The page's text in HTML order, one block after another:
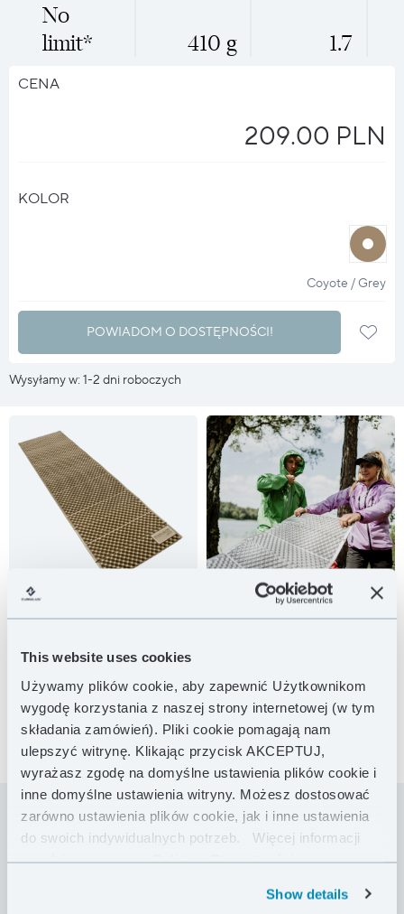
This website uses cookies
Używamy plików cookie, aby zapewnić Użytkownikom
wygodę korzystania z naszej strony internetowej (w tym
składania zamówień). Pliki cookie pomagają nam
ulepszyć witrynę. Klikając przycisk AKCEPTUJ,
wyrażasz zgodę na domyślne ustawienia plików cookie i
inne domyślne ustawienia witryny. Możesz dostosować
zarówno ustawienia plików cookie, jak i inne ustawienia
do swoich indywidualnych potrzeb.
Więcej informacji
znajdziesz w naszejPolityce Prywatności .
Show details
410 g 1.7
No
limit*
CENA
209.00 PLN
KOLOR
halo
?
Coyote / Grey
POWIADOM O DOSTĘPNOŚCI!
Wysyłamy w: 1-2 dni roboczych
Produkowana już od ponad 10 lat mata Z Lite
charakteryzuje się niebanalnym sposobem
wykonania i wielką funkcjonalnością użytkowania.